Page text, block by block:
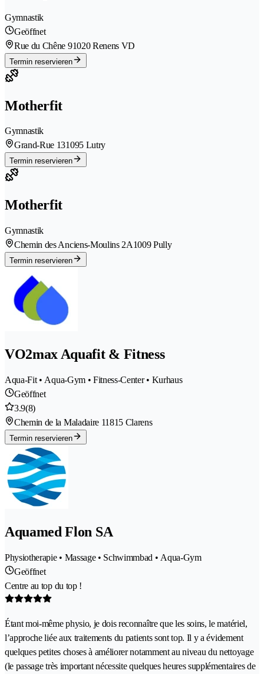
Gymnastik
Geöffnet
Rue du Chêne 91020 Renens VD
Termin reservieren
Motherfit
Gymnastik
Grand-Rue 131095 Lutry
Termin reservieren
Motherfit
Gymnastik
Chemin des Anciens-Moulins 2A1009 Pully
Termin reservieren
VO2max Aquafit & Fitness
Aqua-Fit • Aqua-Gym • Fitness-Center • Kurhaus
Geöffnet
3.9(8)
Chemin de la Maladaire 11815 Clarens
Termin reservieren
Aquamed Flon SA
Physiotherapie • Massage • Schwimmbad • Aqua-Gym
Geöffnet
Centre au top du top !
Étant moi-même physio, je dois reconnaître que les soins, le matériel,
l’approche liée aux traitements du patients sont top. Il y a évidement
quelques petites choses à améliorer notamment au niveau du nettoyage
(le passage très important nécessite quelques heures supplémentaires de